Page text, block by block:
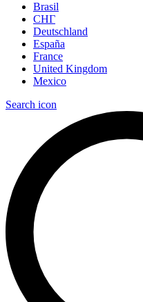
Brasil
СНГ
Deutschland
España
France
United Kingdom
Mexico
Search icon